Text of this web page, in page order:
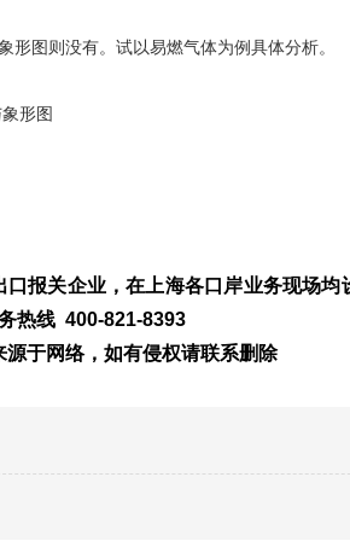
形图则没有。试以易燃气体为例具体分析。
报关企业，在上海各口岸业务现场均
热线 400-821-8393
联系删除